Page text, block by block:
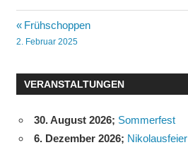
Beitragsnavigation
Frühschoppen
2. Februar 2025
VERANSTALTUNGEN
30. August 2026; Sommerfest
6. Dezember 2026; Nikolausfeier